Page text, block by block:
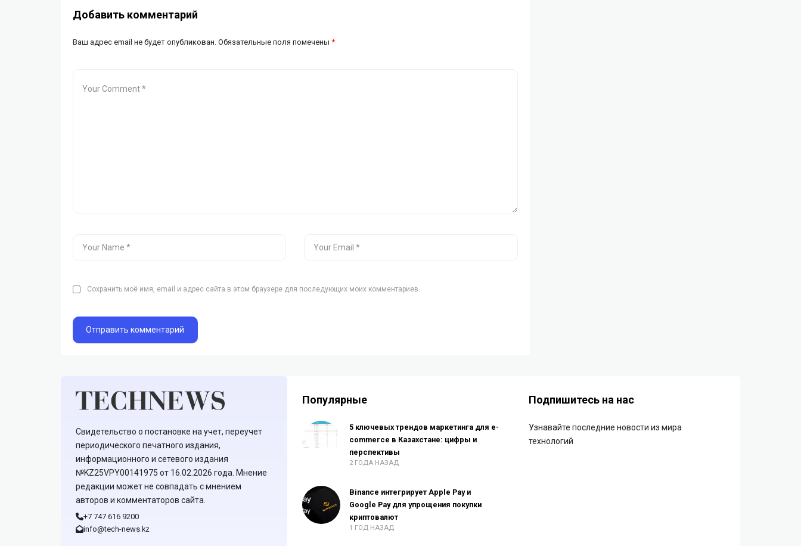
Добавить комментарий
Ваш адрес email не будет опубликован. Обязательные поля помечены *
Сохранить моё имя, email и адрес сайта в этом браузере для последующих моих комментариев.
Свидетельство о постановке на учет, переучет
периодического печатного издания,
информационного и сетевого издания
№KZ25VPY00141975 от 16.02.2026 года. Мнение
редакции может не совпадать с мнением
авторов и комментаторов сайта.
+7 747 616 9200
info@tech-news.kz
Популярные
5 ключевых трендов маркетинга для e-
commerce в Казахстане: цифры и
перспективы
2 ГОДА НАЗАД
Binance интегрирует Apple Pay и
Google Pay для упрощения покупки
криптовалют
1 ГОД НАЗАД
Подпишитесь на нас
Узнавайте последние новости из мира
технологий